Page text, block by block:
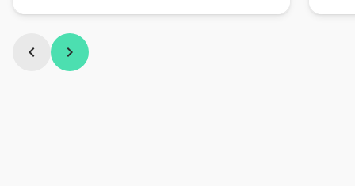
chevron_left chevron_right